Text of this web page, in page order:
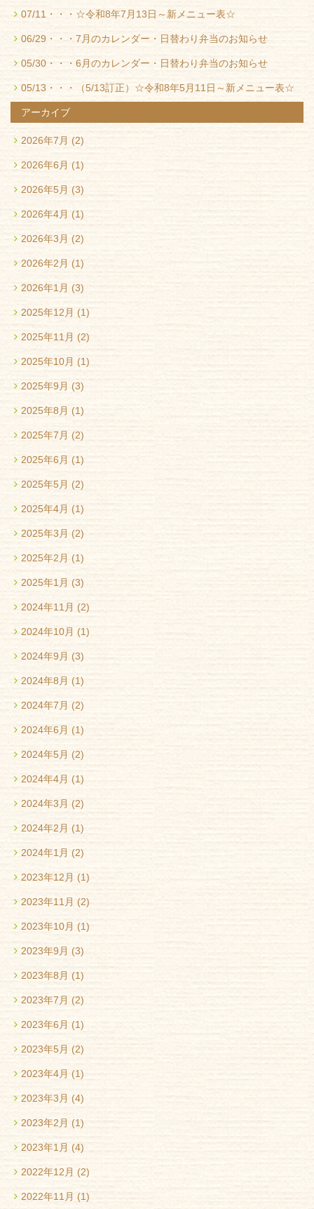
07/11・・・ ☆令和8年7月13日～新メニュー表☆
06/29・・・ 7月のカレンダー・日替わり弁当のお知らせ
05/30・・・ 6月のカレンダー・日替わり弁当のお知らせ
05/13・・・ （5/13訂正）☆令和8年5月11日～新メニュー表☆
アーカイブ
2026年7月 (2)
2026年6月 (1)
2026年5月 (3)
2026年4月 (1)
2026年3月 (2)
2026年2月 (1)
2026年1月 (3)
2025年12月 (1)
2025年11月 (2)
2025年10月 (1)
2025年9月 (3)
2025年8月 (1)
2025年7月 (2)
2025年6月 (1)
2025年5月 (2)
2025年4月 (1)
2025年3月 (2)
2025年2月 (1)
2025年1月 (3)
2024年11月 (2)
2024年10月 (1)
2024年9月 (3)
2024年8月 (1)
2024年7月 (2)
2024年6月 (1)
2024年5月 (2)
2024年4月 (1)
2024年3月 (2)
2024年2月 (1)
2024年1月 (2)
2023年12月 (1)
2023年11月 (2)
2023年10月 (1)
2023年9月 (3)
2023年8月 (1)
2023年7月 (2)
2023年6月 (1)
2023年5月 (2)
2023年4月 (1)
2023年3月 (4)
2023年2月 (1)
2023年1月 (4)
2022年12月 (2)
2022年11月 (1)